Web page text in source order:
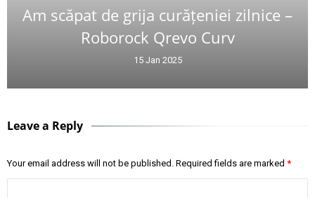
Am scăpat de grija curățeniei zilnice –
Roborock Qrevo Curv
15 Jan 2025
Leave a Reply
Your email address will not be published. Required fields are marked *